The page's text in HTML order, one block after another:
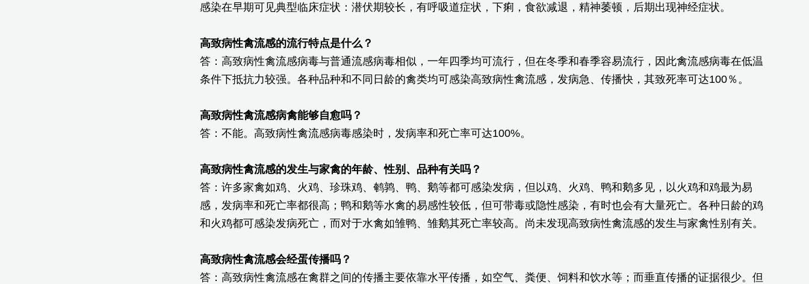
感染在早期可见典型临床症状：潜伏期较长，有呼吸道症状，下痢，食欲减退，精神萎顿，后期出现神经症状。
高致病性禽流感的流行特点是什么？
答：高致病性禽流感病毒与普通流感病毒相似，一年四季均可流行，但在冬季和春季容易流行，因此禽流感病毒在低温
条件下抵抗力较强。各种品种和不同日龄的禽类均可感染高致病性禽流感，发病急、传播快，其致死率可达100％。
高致病性禽流感病禽能够自愈吗？
答：不能。高致病性禽流感病毒感染时，发病率和死亡率可达100%。
高致病性禽流感的发生与家禽的年龄、性别、品种有关吗？
答：许多家禽如鸡、火鸡、珍珠鸡、鹌鹑、鸭、鹅等都可感染发病，但以鸡、火鸡、鸭和鹅多见，以火鸡和鸡最为易
感，发病率和死亡率都很高；鸭和鹅等水禽的易感性较低，但可带毒或隐性感染，有时也会有大量死亡。各种日龄的鸡
和火鸡都可感染发病死亡，而对于水禽如雏鸭、雏鹅其死亡率较高。尚未发现高致病性禽流感的发生与家禽性别有关。
高致病性禽流感会经蛋传播吗？
答：高致病性禽流感在禽群之间的传播主要依靠水平传播，如空气、粪便、饲料和饮水等；而垂直传播的证据很少。但